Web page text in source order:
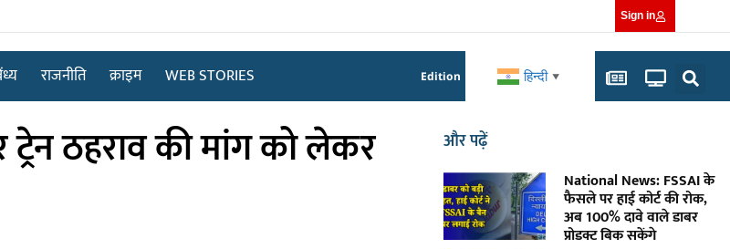
Sign in
राजनीति क्राइम WEB STORIES Edition हिन्दी ▼
ठहराव की मांग को लेकर और पढ़ें
National News: FSSAI के
फैसले पर हाई कोर्ट की रोक,
अब 100% दावे वाले डाबर
प्रोडक्ट बिक सकेंगे